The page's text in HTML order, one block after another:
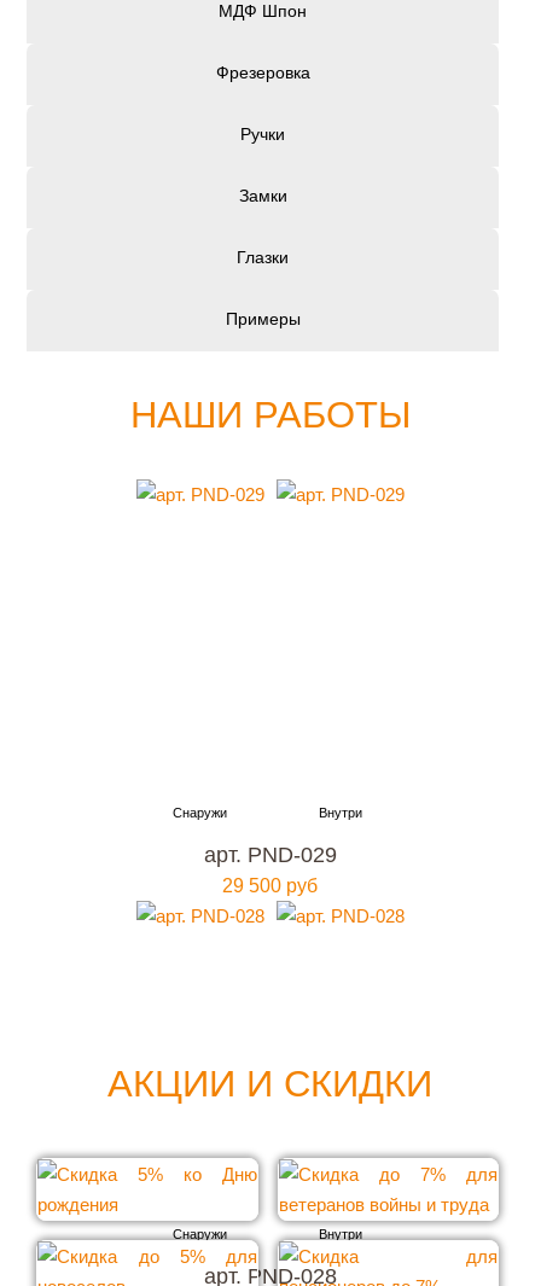
МДФ Шпон
Фрезеровка
Ручки
Замки
Глазки
Примеры
НАШИ РАБОТЫ
арт. PND-029
29 500 руб
арт. PND-028
АКЦИИ И СКИДКИ